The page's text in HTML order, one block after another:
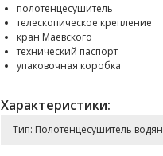
полотенцесушитель
телескопическое крепление
кран Маевского
технический паспорт
упаковочная коробка
Характеристики:
Тип: Полотенцесушитель